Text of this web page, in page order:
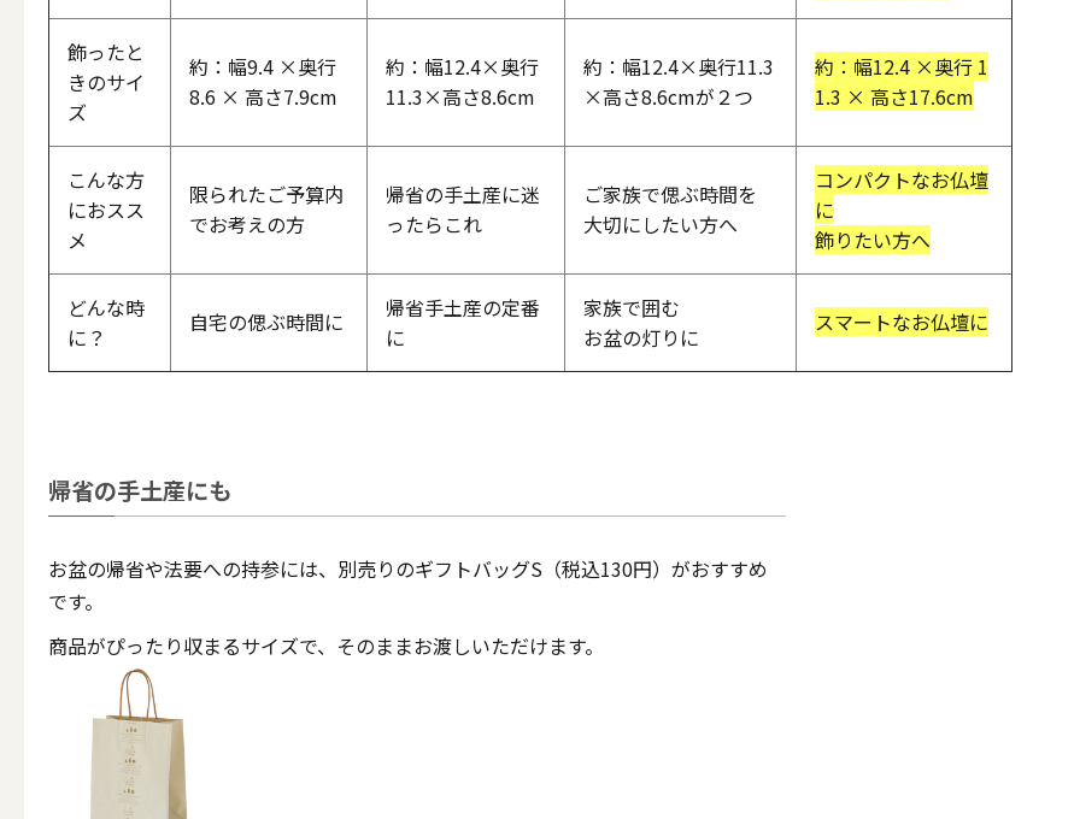
（形から選ぶ）キャンドル
ALL ピラーキャンドル
ボールキャンドル カップキャンドル
その他キャンドル
キャンドル・ホルダーセット
飾ったと
きのサイ
ズ
約：幅9.4 ×奥行
8.6 × 高さ7.9cm
約：幅12.4×奥行
11.3×高さ8.6cm
約：幅12.4×奥行11.3
×高さ8.6cmが２つ
約：幅12.4 ×奥行 1
1.3 × 高さ17.6cm
こんな方
におスス
メ
限られたご予算内
でお考えの方
帰省の手土産に迷
ったらこれ
ご家族で偲ぶ時間を
大切にしたい方へ
コンパクトなお仏壇
に
飾りたい方へ
どんな時
に？
自宅の偲ぶ時間に
帰省手土産の定番
に
家族で囲む
お盆の灯りに
スマートなお仏壇に
帰省の手土産にも
お盆の帰省や法要への持参には、別売りのギフトバッグS（税込130円）がおすすめ
です。
商品がぴったり収まるサイズで、そのままお渡しいただけます。